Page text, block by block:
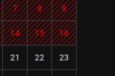
7 8 9
14 15 16
21 22 23